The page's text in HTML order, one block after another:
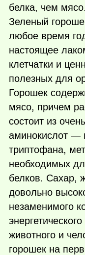
белка, чем мясо.
Зеленый
любое время
настоящее
клетчатки и
полезных для
Горошек
мясо, причем
состоит из
аминокислот —
триптофана,
необходимых
белков. Сахар,
довольно
незаменимого
животного и
горошек на